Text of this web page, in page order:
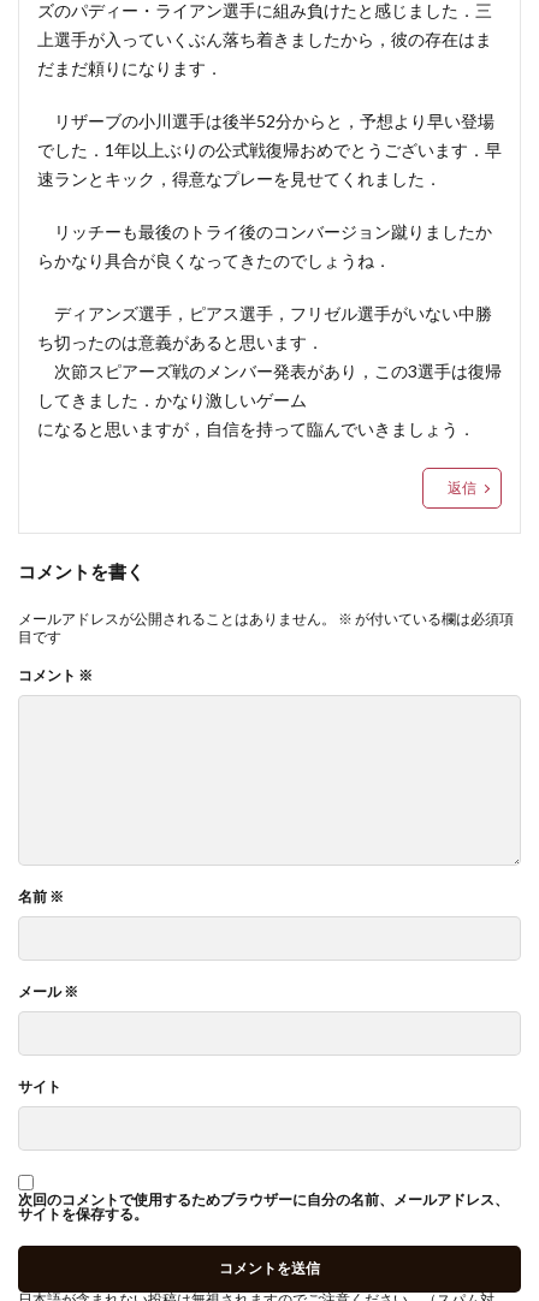
ズのパディー・ライアン選手に組み負けたと感じました．三
上選手が入っていくぶん落ち着きましたから，彼の存在はま
だまだ頼りになります．
リザーブの小川選手は後半52分からと，予想より早い登場
でした．1年以上ぶりの公式戦復帰おめでとうございます．早
速ランとキック，得意なプレーを見せてくれました．
リッチーも最後のトライ後のコンバージョン蹴りましたか
らかなり具合が良くなってきたのでしょうね．
ディアンズ選手，ピアス選手，フリゼル選手がいない中勝
ち切ったのは意義があると思います．
次節スピアーズ戦のメンバー発表があり，この3選手は復帰
してきました．かなり激しいゲーム
になると思いますが，自信を持って臨んでいきましょう．
返信
コメントを書く
メールアドレスが公開されることはありません。 ※ が付いている欄は必須項
目です
コメント ※
名前 ※
メール※
サイト
次回のコメントで使用するためブラウザーに自分の名前、メールアドレス、
サイトを保存する。